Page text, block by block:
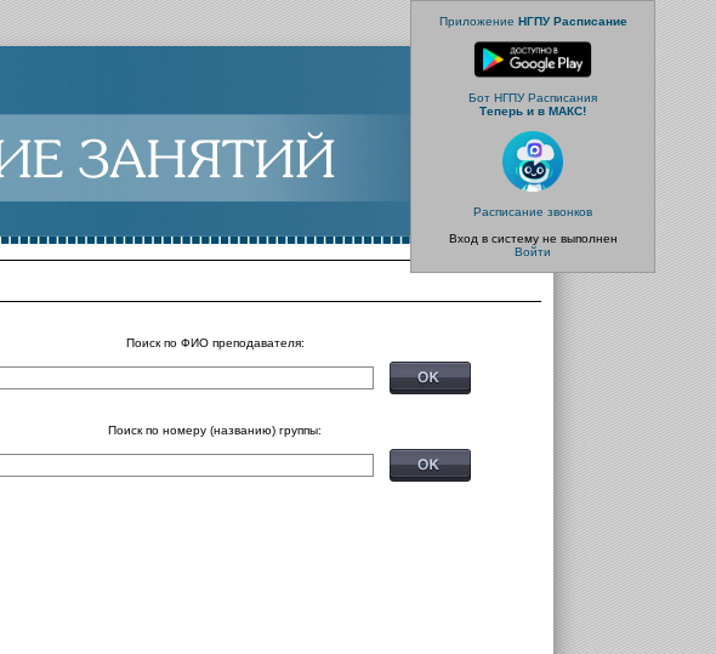
Приложение НГПУ Расписание
Бот НГПУ Расписания
Теперь и в МАКС!
Расписание звонков
Вход в систему не выполнен
Войти
Поиск по ФИО преподавателя:
Поиск по номеру (названию) группы: